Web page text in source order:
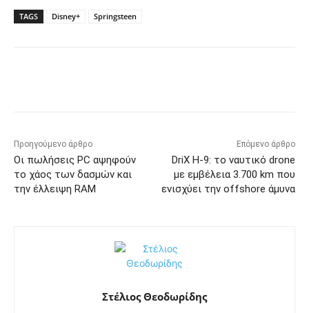
TAGS Disney+ Springsteen
Προηγούμενο άρθρο
Οι πωλήσεις PC αψηφούν
το χάος των δασμών και
την έλλειψη RAM
Επόμενο άρθρο
DriX H-9: το ναυτικό drone
με εμβέλεια 3.700 km που
ενισχύει την offshore άμυνα
Στέλιος Θεοδωρίδης